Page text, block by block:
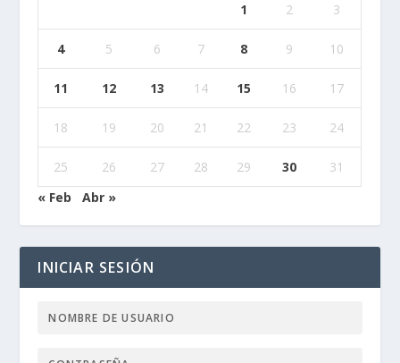
1 2 3
4 5 6 7 8 9 10
11 12 13 14 15 16 17
18 19 20 21 22 23 24
25 26 27 28 29 30
31
« Feb
Abr »
INICIAR SESIÓN